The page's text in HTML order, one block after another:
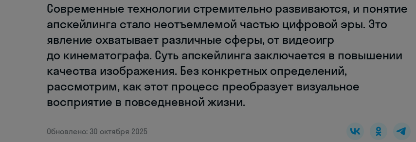
Современные технологии стремительно развиваются, и понятие
апскейлинга стало неотъемлемой частью цифровой эры. Это
явление охватывает различные сферы, от видеоигр
до кинематографа. Суть апскейлинга заключается в повышении
качества изображения. Без конкретных определений,
рассмотрим, как этот процесс преобразует визуальное
восприятие в повседневной жизни.
Обновлено: 30 октября 2025